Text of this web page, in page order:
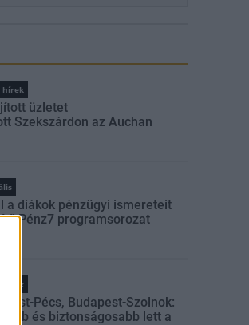
hírek
üzletet
Szekszárdon az Auchan
a diákok pénzügyi ismereteit
Pénz7 programsorozat
hírek
Pécs, Budapest-Szolnok:
és biztonságosabb lett a